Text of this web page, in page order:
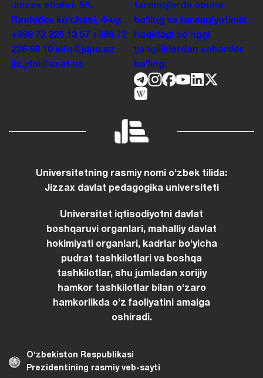
Jizzax shahri, Sh.
Rashidov koʻchasi, 4-uy.
+998 72 226 13 57 +998 72
226 68 10 info@jdpu.uz
jiz.jdpi@exat.uz
tarmoqlarda obuna
boʻling va taraqqiyotimiz
haqidagi soʻnggi
yangiliklardan xabardor
boʻling.
Universitetning rasmiy nomi oʻzbek tilida:
Jizzax davlat pedagogika universiteti
Universitet iqtisodiyotni davlat
boshqaruvi organlari, mahalliy davlat
hokimiyati organlari, kadrlar boʻyicha
pudrat tashkilotlari va boshqa
tashkilotlar, shu jumladan xorijiy
hamkor tashkilotlar bilan oʻzaro
hamkorlikda oʻz faoliyatini amalga
oshiradi.
Oʻzbekiston Respublikasi
Prezidentining rasmiy veb-sayti